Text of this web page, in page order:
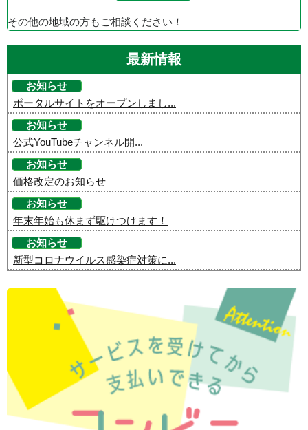
その他の地域の方もご相談ください！
最新情報
お知らせ
ポータルサイトをオープンしまし...
お知らせ
公式YouTubeチャンネル開...
お知らせ
価格改定のお知らせ
お知らせ
年末年始も休まず駆けつけます！
お知らせ
新型コロナウイルス感染症対策に...